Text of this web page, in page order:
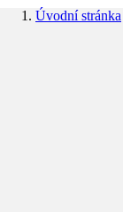
Úvodní stránka